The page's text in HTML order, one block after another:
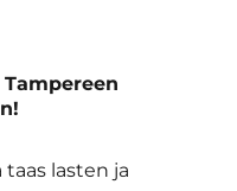
taas lasten ja